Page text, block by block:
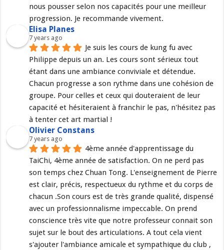
nous pousser selon nos capacités pour une meilleur
progression. Je recommande vivement.
Elisa Planes
7 years ago
Je suis les cours de kung fu avec
Philippe depuis un an. Les cours sont sérieux tout
étant dans une ambiance conviviale et détendue.
Chacun progresse a son rythme dans une cohésion de
groupe. Pour celles et ceux qui douteraient de leur
capacité et hésiteraient à franchir le pas, n'hésitez pas
à tenter cet art martial !
Olivier Constans
7 years ago
4ème année d'apprentissage du
TaiChi, 4ème année de satisfaction. On ne perd pas
son temps chez Chuan Tong. L'enseignement de Pierre
est clair, précis, respectueux du rythme et du corps de
chacun .Son cours est de très grande qualité, dispensé
avec un professionnalisme impeccable. On prend
conscience très vite que notre professeur connait son
sujet sur le bout des articulations. A tout cela vient
s'ajouter l'ambiance amicale et sympathique du club ,